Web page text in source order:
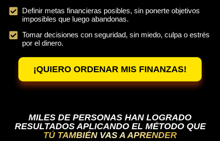
Definir metas financieras posibles, sin ponerte objetivos
imposibles que luego abandonas.
Tomar decisiones con seguridad, sin miedo, culpa o estrés
por el dinero.
¡QUIERO ORDENAR MIS FINANZAS!
MILES DE PERSONAS HAN LOGRADO
RESULTADOS APLICANDO EL MÉTODO QUE
TÚ TAMBIÉN VAS A APRENDER